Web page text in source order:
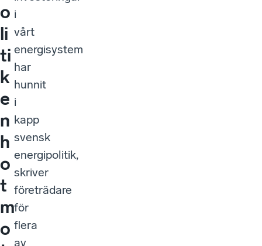
o
li
ti
k
e
n
h
o
t
m
o
i
vårt
energisystem
har
hunnit
i
kapp
svensk
energipolitik,
skriver
företrädare
för
flera
av